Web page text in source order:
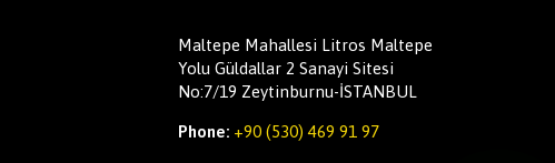
Maltepe Mahallesi Litros Maltepe
Yolu Güldallar 2 Sanayi Sitesi
No:7/19 Zeytinburnu-İSTANBUL
Phone: +90 (530) 469 91 97